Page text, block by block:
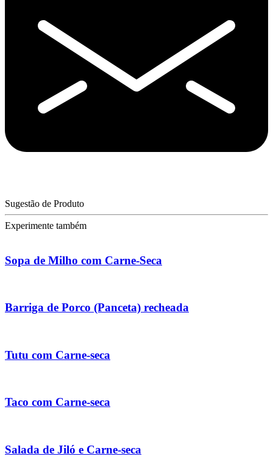
Sugestão de Produto
Experimente também
Sopa de Milho com Carne-Seca
Barriga de Porco (Panceta) recheada
Tutu com Carne-seca
Taco com Carne-seca
Salada de Jiló e Carne-seca